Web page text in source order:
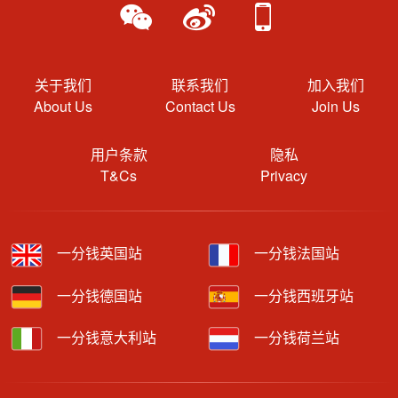
关于我们
About Us
联系我们
Contact Us
加入我们
Join Us
用户条款
T&Cs
隐私
Privacy
一分钱英国站 一分钱法国站
一分钱德国站 一分钱西班牙站
一分钱意大利站 一分钱荷兰站